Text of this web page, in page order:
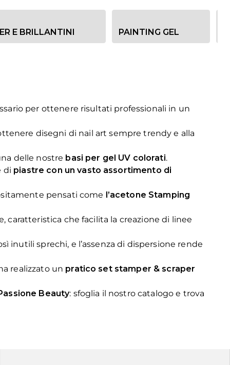
E BRILLANTINI PAINTING GEL
per ottenere risultati professionali in un
disegni di nail art sempre trendy e alla
delle nostre basi per gel UV colorati.
di piastre con un vasto assortimento di
pensati come l’acetone Stamping
che facilita la creazione di linee
sprechi, e l’assenza di dispersione rende
realizzato un pratico set stamper & scraper
Beauty: sfoglia il nostro catalogo e trova